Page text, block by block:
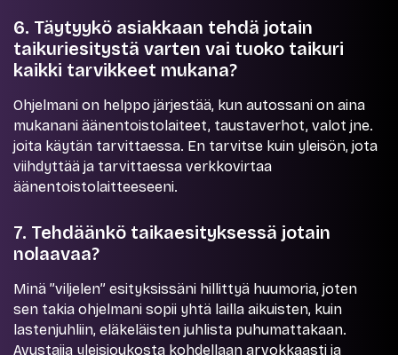
6. Täytyykö asiakkaan tehdä jotain
taikuriesitystä varten vai tuoko taikuri
kaikki tarvikkeet mukana?
Ohjelmani on helppo järjestää, kun autossani on aina
mukanani äänentoistolaiteet, taustaverhot, valot jne.
joita käytän tarvittaessa. En tarvitse kuin yleisön, jota
viihdyttää ja tarvittaessa verkkovirtaa
äänentoistolaitteeseeni.
7. Tehdäänkö taikaesityksessä jotain
nolaavaa?
Minä ”viljelen” esityksissäni hillittyä huumoria, joten
sen takia ohjelmani sopii yhtä lailla aikuisten, kuin
lastenjuhliin, eläkeläisten juhlista puhumattakaan.
Avustajia yleisjoukosta kohdellaan arvokkaasti ja